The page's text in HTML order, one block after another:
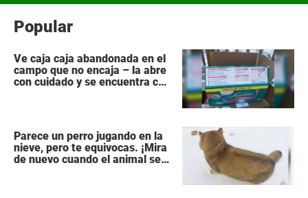
Popular
Ve caja caja abandonada en el
campo que no encaja – la abre
con cuidado y se encuentra con
Parece un perro jugando en la
nieve, pero te equivocas. ¡Mira
de nuevo cuando el animal se